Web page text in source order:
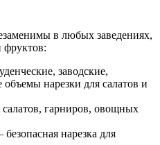
в любых заведениях,
фруктов:
заводские,
нарезки для салатов и
гарниров, овощных
нарезка для